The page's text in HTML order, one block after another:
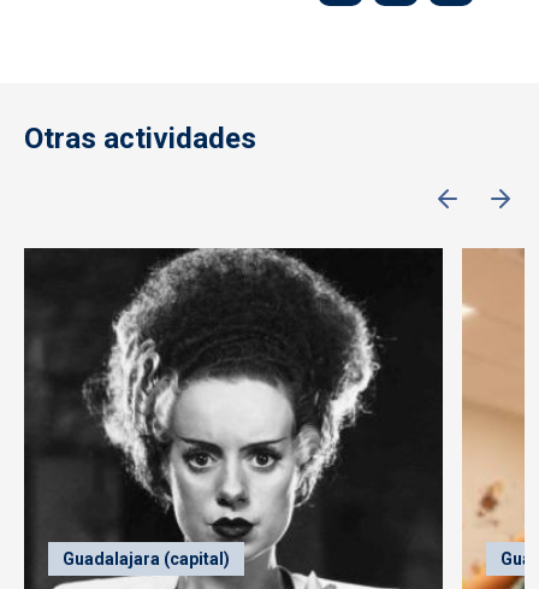
Otras actividades
Guadalajara (capital)